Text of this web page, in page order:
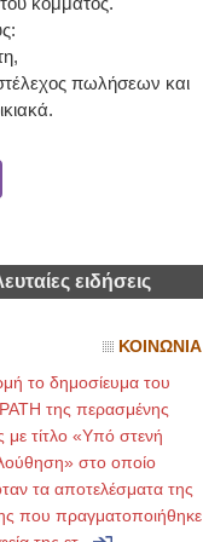
πωλήσεων και
Viber
ειδήσεις
ΚΟΙΝΩΝΙΑ
το δημοσίευμα του
της περασμένης
με τίτλο «Υπό στενή
στο οποίο
τα αποτελέσματα της
που πραγματοποιήθηκε